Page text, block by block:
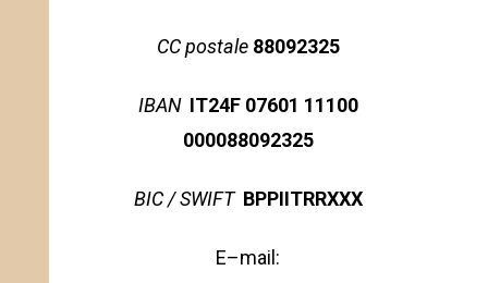
CC postale 88092325
IBANIT24F 07601 11100
000088092325
BIC / SWIFT BPPIITRRXXX
E–mail: